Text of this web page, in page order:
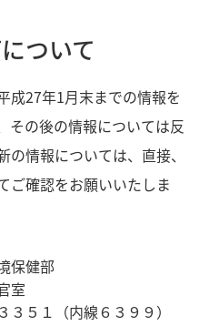
ついて
成27年1月末までの情報を
その後の情報については反
情報については、直接、
ご確認をお願いいたしま
保健部
室
５１（内線６３９９）